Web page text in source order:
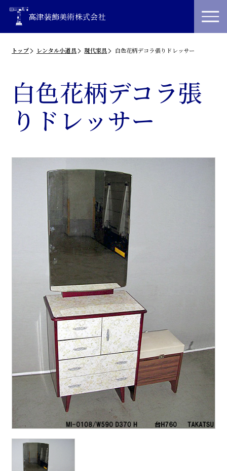
高津装飾美術株式会社
トップ レンタル小道具 現代家具 白色花柄デコラ張りドレッサー
白色花柄デコラ張
りドレッサー